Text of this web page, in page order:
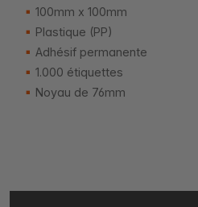
100mm x 100mm
Plastique (PP)
Adhésif permanente
1.000 étiquettes
Noyau de 76mm